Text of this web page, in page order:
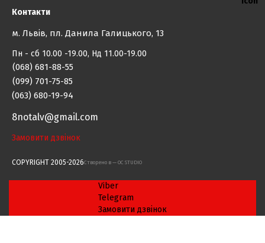
Контакти
м. Львів, пл. Данила Галицького, 13
Пн - сб 10.00 -19.00, Нд 11.00-19.00
(068) 681-88-55
(099) 701-75-85
(063) 680-19-94
8notalv@gmail.com
Замовити дзвінок
COPYRIGHT 2005-2026Cтворено в — OC STUDIO
Viber
Telegram
Замовити дзвінок